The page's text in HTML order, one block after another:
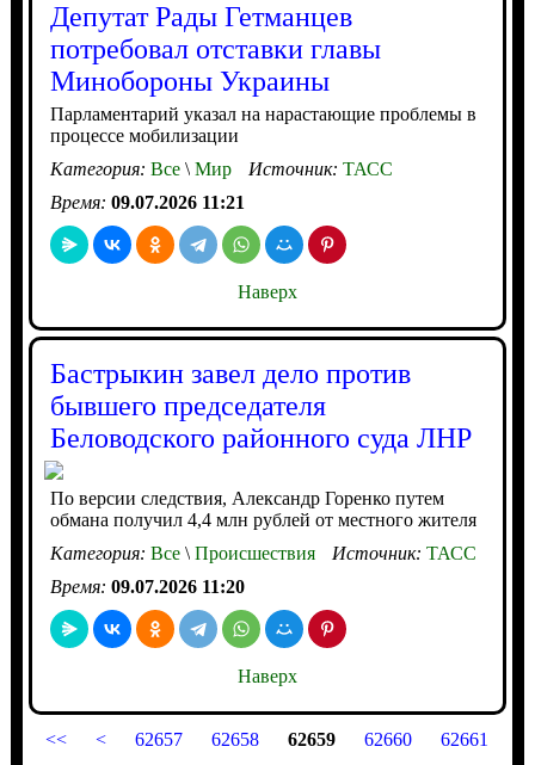
Депутат Рады Гетманцев
потребовал отставки главы
Минобороны Украины
Парламентарий указал на нарастающие проблемы в
процессе мобилизации
Категория: Все\Мир Источник: ТАСС
Время: 09.07.2026 11:21
Наверх
Бастрыкин завел дело против
бывшего председателя
Беловодского районного суда ЛНР
По версии следствия, Александр Горенко путем
обмана получил 4,4 млн рублей от местного жителя
Категория: Все\Происшествия Источник: ТАСС
Время: 09.07.2026 11:20
Наверх
<< < 62657 62658 62659 62660 62661